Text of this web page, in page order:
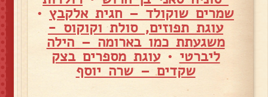
שמרים שוקולד – חגית אלקבץ •
עוגת תפוזים, סולת וקוקוס -
משגעתת כמו בארומה – הילה
ליברטי •עוגת מספרים בצק
שקדים – שרה יוסף